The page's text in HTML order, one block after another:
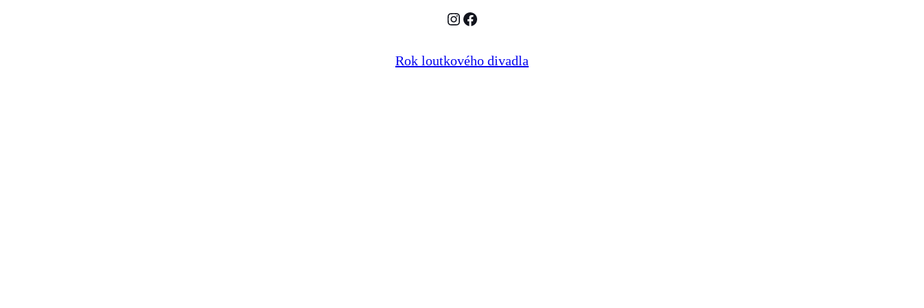
Instagram
Facebook
Rok loutkového divadla